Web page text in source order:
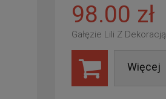
98.00 zł
Gałęzie Lili Z Dekoracją
Więcej